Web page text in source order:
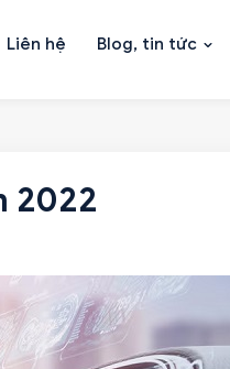
Liên hệ Blog, tin tức
2022